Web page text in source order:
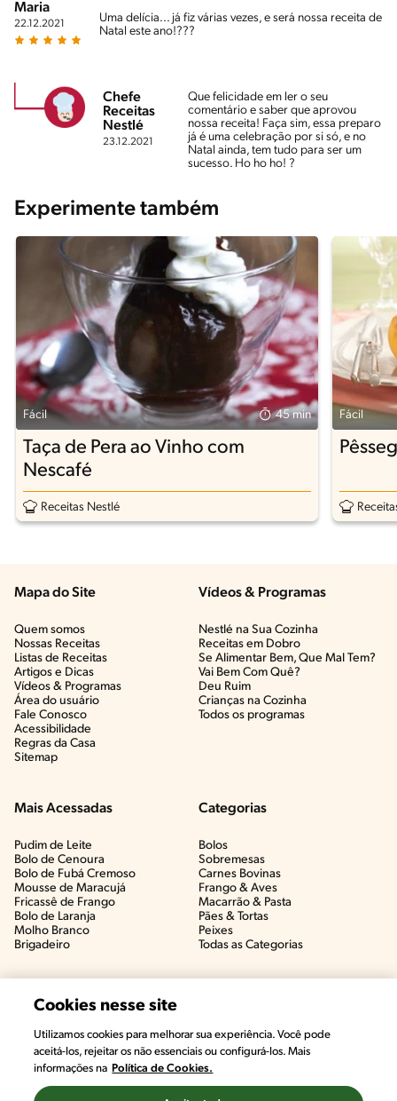
Maria
22.12.2021
Uma delícia... já fiz várias vezes, e será nossa receita de
Natal este ano!???
Chefe
Receitas
Nestlé
23.12.2021
Que felicidade em ler o seu
comentário e saber que aprovou
nossa receita! Faça sim, essa preparo
já é uma celebração por si só, e no
Natal ainda, tem tudo para ser um
sucesso. Ho ho ho! ?
Experimente também
Fácil 45 min
Taça de Pera ao Vinho com
Nescafé
Receitas Nestlé
Fácil
Mapa do Site
Quem somos
Nossas Receitas
Listas de Receitas​
Artigos e Dicas​
Vídeos & Programas​
Área do usuário
Fale Conosco
Acessibilidade
Regras da Casa
Sitemap
Vídeos & Programas​
Nestlé na Sua Cozinha
Receitas em Dobro
Se Alimentar Bem, Que Mal Tem?​
Vai Bem Com Quê?​
Deu Ruim​
Crianças na Cozinha​
Todos os programas
Mais Acessadas
Pudim de Leite
Bolo de Cenoura
Bolo de Fubá Cremoso
Mousse de Maracujá
Fricassê de Frango
Bolo de Laranja
Molho Branco
Brigadeiro
Categorias
Bolos
Sobremesas
Carnes Bovinas​
Frango & Aves​
Macarrão & Pasta​
Pães & Tortas​
Peixes
Todas as Categorias
Cookies nesse site
Utilizamos cookies para melhorar sua experiência. Você pode
aceitá-los, rejeitar os não essenciais ou configurá-los. Mais
informações na Política de Cookies.